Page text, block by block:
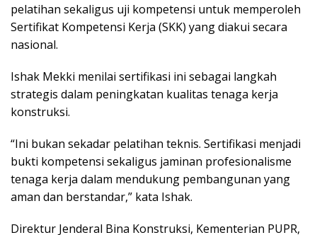
pelatihan sekaligus uji kompetensi untuk memperoleh
Sertifikat Kompetensi Kerja (SKK) yang diakui secara
nasional.
Ishak Mekki menilai sertifikasi ini sebagai langkah
strategis dalam peningkatan kualitas tenaga kerja
konstruksi.
“Ini bukan sekadar pelatihan teknis. Sertifikasi menjadi
bukti kompetensi sekaligus jaminan profesionalisme
tenaga kerja dalam mendukung pembangunan yang
aman dan berstandar,” kata Ishak.
Direktur Jenderal Bina Konstruksi, Kementerian PUPR,